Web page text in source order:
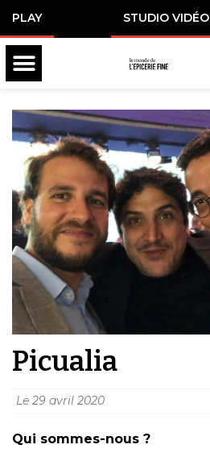
PLAY STUDIO VIDÉO
Picualia
Le 29 avril 2020
Qui sommes-nous ?